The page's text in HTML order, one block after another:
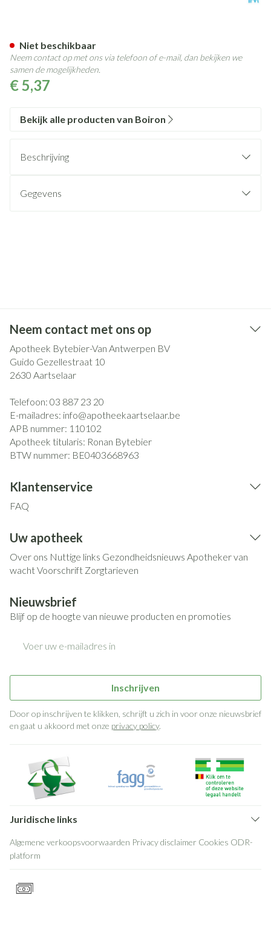
€ 5,37
Niet beschikbaar
Neem contact op met ons via telefoon of e-mail, dan bekijken we
samen de mogelijkheden.
Bekijk alle producten van Boiron
Beschrijving
Gegevens
Neem contact met ons op
Apotheek Bytebier-Van Antwerpen BV
Guido Gezellestraat 10
2630 Aartselaar
Telefoon: 03 887 23 20
E-mailadres: info@apotheekaartselaar.be
APB nummer: 110102
Apotheek titularis: Ronan Bytebier
BTW nummer: BE0403668963
Klantenservice
FAQ
Uw apotheek
Over ons Nuttige links Gezondheidsnieuws Apotheker van
wachtVoorschrift Zorgtarieven
Nieuwsbrief
Blijf op de hoogte van nieuwe producten en promoties
Inschrijven
Door op inschrijven te klikken, schrijft u zich in voor onze nieuwsbrief
en gaat u akkoord met onze privacy policy.
Juridische links
Algemene verkoopsvoorwaarden Privacy disclaimer Cookies ODR-
platform